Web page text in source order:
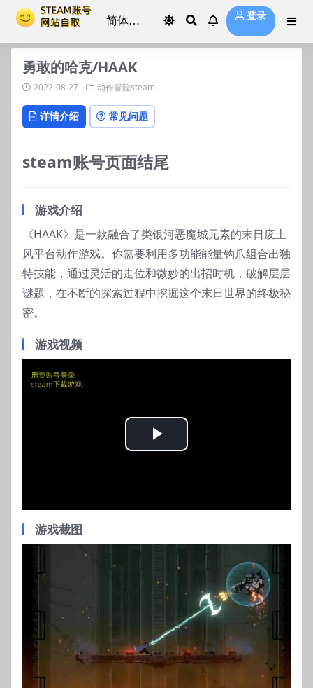
登录
勇敢的哈克/HAAK
2022-08-27 动作冒险steam
详情介绍 常见问题
steam账号页面结尾
游戏介绍
《HAAK》是一款融合了类银河恶魔城元素的末日废土
风平台动作游戏。你需要利用多功能能量钩爪组合出独
特技能，通过灵活的走位和微妙的出招时机，破解层层
谜题，在不断的探索过程中挖掘这个末日世界的终极秘
密。
游戏视频
Play
游戏截图